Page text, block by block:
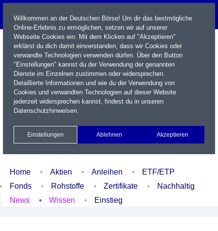
Name / WKN / ISIN / Kürzel
Xetra Realtime
Watchlist Portfolio Login
Home Aktien Anleihen
ETF/ETP
Fonds
Rohstoffe Zertifikate
Nachhaltig
News
Wissen Einstieg
Willkommen an der Deutschen Börse! Um dir das bestmögliche
Online-Erlebnis zu ermöglichen, setzen wir auf unserer
Webseite Cookies ein. Mit dem Klicken auf "Akzeptieren"
erklärst du dich damit einverstanden, dass wir Cookies oder
verwandte Technologien verwenden dürfen. Über den Button
"Einstellungen" kannst du der Verwendung der genannten
Dienste im Einzelnen zustimmen oder widersprechen.
Detaillierte Informationen und wie du der Verwendung von
Cookies und verwandten Technologien auf dieser Website
jederzeit widersprechen kannst, findest du in unseren
Datenschutzhinweisen.
Einstellungen Ablehnen Akzeptieren